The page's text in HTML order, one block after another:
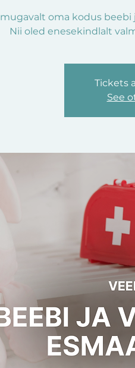
oma kodus beebi
Nii oled enesekindlalt
Tickets
See